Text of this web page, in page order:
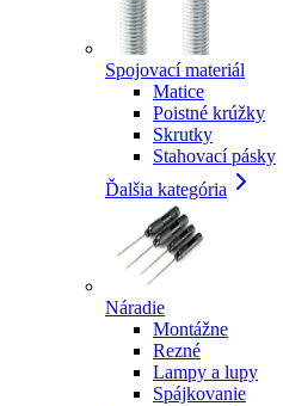
Spojovací materiál
Matice
Poistné krúžky
Skrutky
Stahovací pásky
Ďalšia kategória
Náradie
Montážne
Rezné
Lampy a lupy
Spájkovanie